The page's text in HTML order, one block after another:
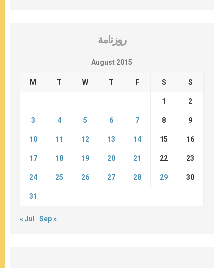
روزنامة
August 2015
M T W T F S S
1 2
3 4 5 6 7 8 9
10 11 12 13 14 15 16
17 18 19 20 21 22 23
24 25 26 27 28 29 30
31
« Jul Sep »